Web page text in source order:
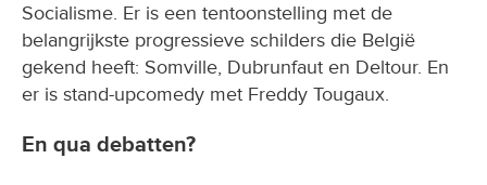
Socialisme. Er is een tentoonstelling met de
belangrijkste progressieve schilders die België
gekend heeft: Somville, Dubrunfaut en Deltour. En
er is stand-upcomedy met Freddy Tougaux.
En qua debatten?